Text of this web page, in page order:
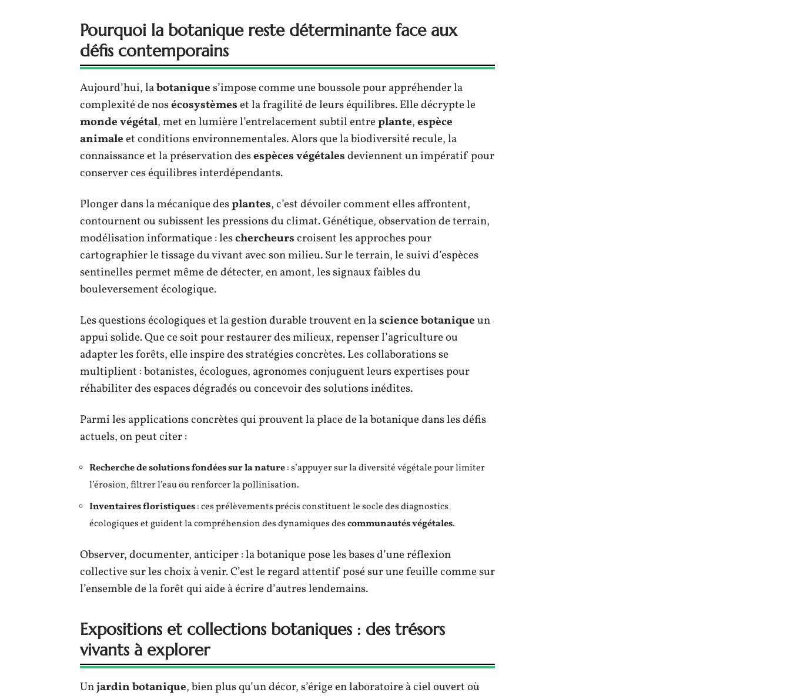
Pourquoi la botanique reste déterminante face aux
défis contemporains
Aujourd’hui, labotaniques’impose comme une boussole pour appréhender la
complexité de nosécosystèmeset la fragilité de leurs équilibres. Elle décrypte le
monde végétal, met en lumière l’entrelacement subtil entreplante,espèce
animaleet conditions environnementales. Alors que la biodiversité recule, la
connaissance et la préservation desespèces végétalesdeviennent un impératif pour
conserver ces équilibres interdépendants.
Plonger dans la mécanique desplantes, c’est dévoiler comment elles affrontent,
contournent ou subissent les pressions du climat. Génétique, observation de terrain,
modélisation informatique : leschercheurscroisent les approches pour
cartographier le tissage du vivant avec son milieu. Sur le terrain, le suivi d’espèces
sentinelles permet même de détecter, en amont, les signaux faibles du
bouleversement écologique.
Les questions écologiques et la gestion durable trouvent en lascience botaniqueun
appui solide. Que ce soit pour restaurer des milieux, repenser l’agriculture ou
adapter les forêts, elle inspire des stratégies concrètes. Les collaborations se
multiplient : botanistes, écologues, agronomes conjuguent leurs expertises pour
réhabiliter des espaces dégradés ou concevoir des solutions inédites.
Parmi les applications concrètes qui prouvent la place de la botanique dans les défis
actuels, on peut citer :
Recherche de solutions fondées sur la nature: s’appuyer sur la diversité végétale pour limiter
l’érosion, filtrer l’eau ou renforcer la pollinisation.
Inventaires floristiques: ces prélèvements précis constituent le socle des diagnostics
écologiques et guident la compréhension des dynamiques descommunautés végétales.
Observer, documenter, anticiper : la botanique pose les bases d’une réflexion
collective sur les choix à venir. C’est le regard attentif posé sur une feuille comme sur
l’ensemble de la forêt qui aide à écrire d’autres lendemains.
Expositions et collections botaniques : des trésors
vivants à explorer
Unjardin botanique, bien plus qu’un décor, s’érige en laboratoire à ciel ouvert où